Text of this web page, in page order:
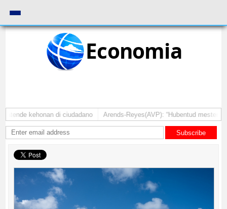
Economia
kehonan di ciudadano Arends-Reyes(AVP): “Hubentud mester
Subscribe